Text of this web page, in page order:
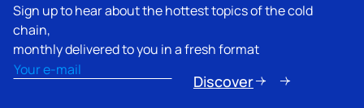
Sign up to hear about the hottest topics of the cold
chain,
monthly delivered to you in a fresh format
Email(Obbligatorio)
Discover